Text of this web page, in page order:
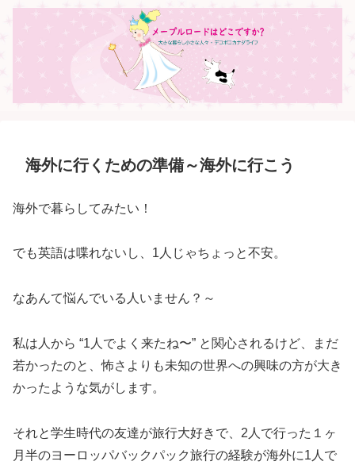
海外に行くための準備～海外に行こう
海外で暮らしてみたい！
でも英語は喋れないし、1人じゃちょっと不安。
なあんて悩んでいる人いません？～
私は人から “1人でよく来たね〜” と関心されるけど、まだ
若かったのと、怖さよりも未知の世界への興味の方が大き
かったような気がします。
それと学生時代の友達が旅行大好きで、2人で行った１ヶ
月半のヨーロッパバックパック旅行の経験が海外に1人で